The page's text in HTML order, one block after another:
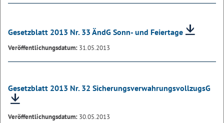
Gesetzblatt 2013 Nr. 33 ÄndG Sonn- und Feiertage
Veröffentlichungsdatum: 31.05.2013
Gesetzblatt 2013 Nr. 32 SicherungsverwahrungsvollzugsG
Veröffentlichungsdatum: 30.05.2013